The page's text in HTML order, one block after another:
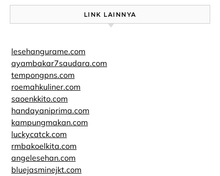
LINK LAINNYA
lesehangurame.com
ayambakar7saudara.com
tempongpns.com
roemahkuliner.com
saoenkkito.com
handayaniprima.com
kampungmakan.com
luckycatck.com
rmbakoelkita.com
angelesehan.com
bluejasminejkt.com